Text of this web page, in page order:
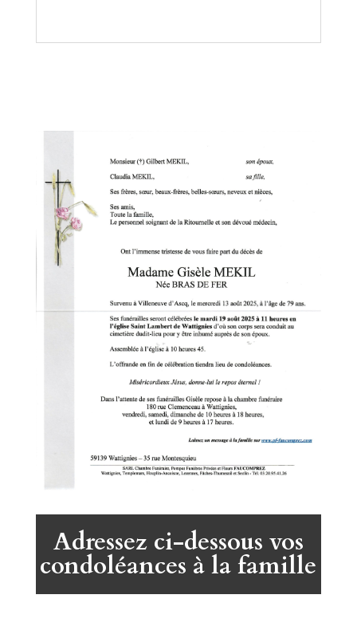
Adressez ci-dessous vos
condoléances à la famille